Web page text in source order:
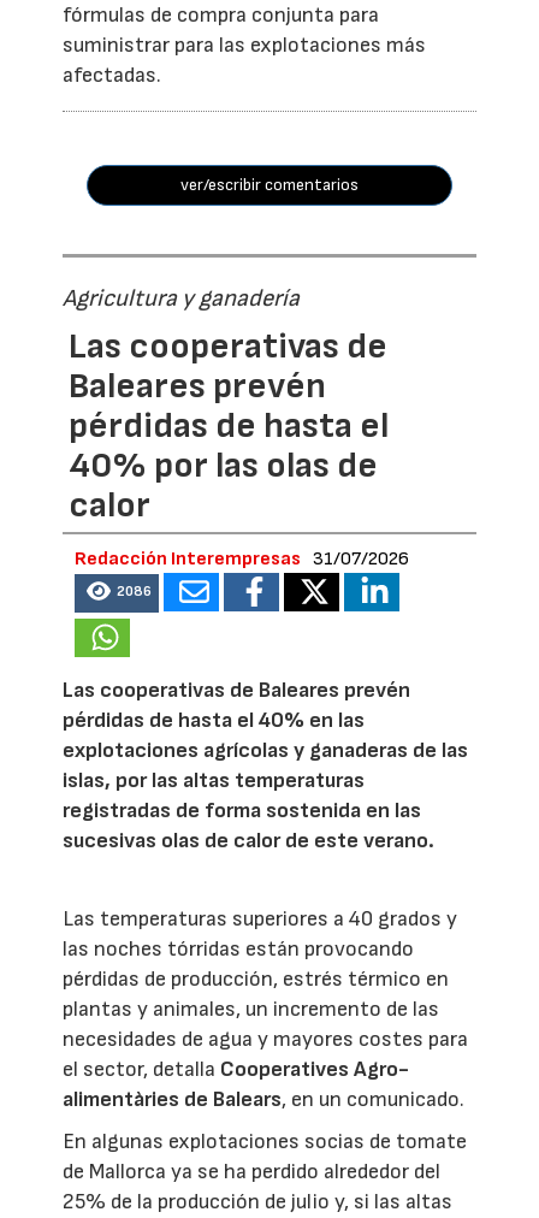
fórmulas de compra conjunta para
suministrar para las explotaciones más
afectadas.
ver/escribir comentarios
Agricultura y ganadería
Las cooperativas de
Baleares prevén
pérdidas de hasta el
40% por las olas de
calor
Redacción Interempresas 31/07/2026
2086
Las cooperativas de Baleares prevén
pérdidas de hasta el 40% en las
explotaciones agrícolas y ganaderas de las
islas, por las altas temperaturas
registradas de forma sostenida en las
sucesivas olas de calor de este verano.
Las temperaturas superiores a 40 grados y
las noches tórridas están provocando
pérdidas de producción, estrés térmico en
plantas y animales, un incremento de las
necesidades de agua y mayores costes para
el sector, detalla Cooperatives Agro-
alimentàries de Balears, en un comunicado.
En algunas explotaciones socias de tomate
de Mallorca ya se ha perdido alrededor del
25% de la producción de julio y, si las altas